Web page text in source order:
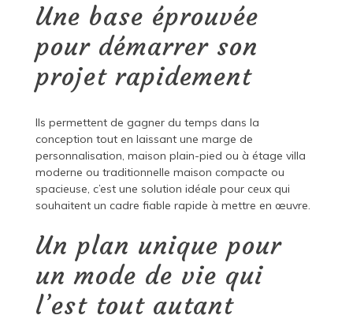
Une base éprouvée
pour démarrer son
projet rapidement
Ils permettent de gagner du temps dans la
conception tout en laissant une marge de
personnalisation, maison plain-pied ou à étage villa
moderne ou traditionnelle maison compacte ou
spacieuse, c’est une solution idéale pour ceux qui
souhaitent un cadre fiable rapide à mettre en œuvre.
Un plan unique pour
un mode de vie qui
l’est tout autant